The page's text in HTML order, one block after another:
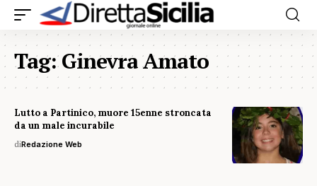
Tag:Ginevra Amato
Lutto a Partinico, muore 15enne stroncata
da un male incurabile
diRedazione Web